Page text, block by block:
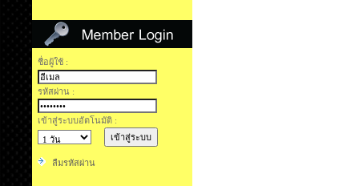
ชื่อผู้ใช้ :
รหัสผ่าน :
เข้าสู่ระบบอัตโนมัติ :
ลืมรหัสผ่าน